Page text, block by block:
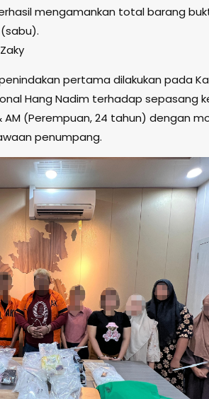
mengamankan total barang
pertama dilakukan pada
Hang Nadim terhadap sepasang
AM (Perempuan, 24 tahun) dengan
penumpang.